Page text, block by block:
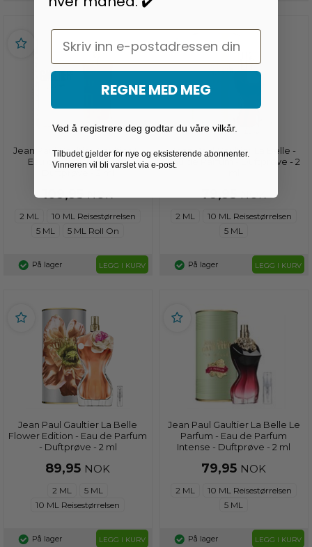
Jean Paul Gaultier Gaultier2 -
Eau de Parfum (2022) -
109,95
2 ML
10 ML Reisestørrelsen
5 ML
5 ML Roll On
På lager LEGG I KURV
Jean Paul Gaultier La Belle -
Eau de Parfum - Duftprøve - 2
79,95
2 ML
10 ML Reisestørrelsen
5 ML
På lager LEGG I KURV
Jean Paul Gaultier La Belle
Flower Edition - Eau de Parfum
- Duftprøve - 2 ml
89,95 NOK
2 ML
5 ML
10 ML Reisestørrelsen
På lager LEGG I KURV
Jean Paul Gaultier La Belle Le
Parfum - Eau de Parfum
Intense - Duftprøve - 2 ml
79,95 NOK
2 ML
10 ML Reisestørrelsen
5 ML
På lager LEGG I KURV
Email
REGNE MED MEG
Ved å registrere deg godtar du våre vilkår.
Tilbudet gjelder for nye og eksisterende abonnenter.
Vinneren vil bli varslet via e-post.